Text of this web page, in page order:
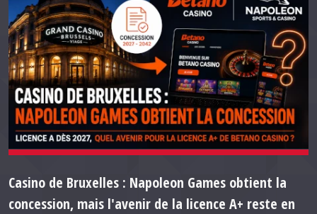
Casino de Bruxelles : Napoleon Games obtient la
concession, mais l'avenir de la licence A+ reste en